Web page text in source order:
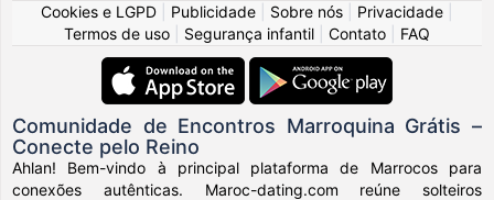
Cookies e LGPD
Publicidade Sobre nós Privacidade
Termos de uso
Segurança infantil Contato FAQ
Comunidade de Encontros Marroquina Grátis –
Conecte pelo Reino
Ahlan! Bem-vindo à principal plataforma de Marrocos para
conexões autênticas. Maroc-dating.com reúne solteiros